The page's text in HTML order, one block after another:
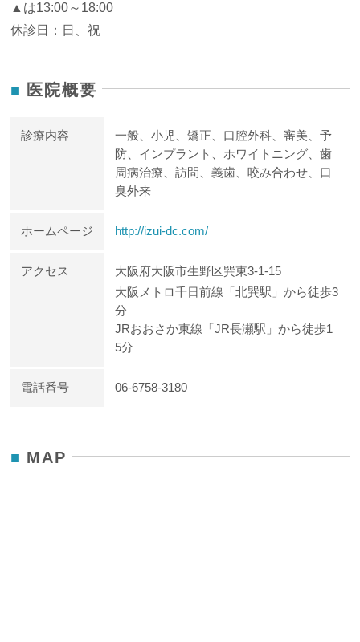
▲は13:00～18:00
休診日：日、祝
医院概要
診療内容
一般、小児、矯正、口腔外科、審美、予
防、インプラント、ホワイトニング、歯
周病治療、訪問、義歯、咬み合わせ、口
臭外来
ホームページ http://izui-dc.com/
アクセス
大阪府大阪市生野区巽東3-1-15
大阪メトロ千日前線「北巽駅」から徒歩3
分
JRおおさか東線「JR長瀬駅」から徒歩1
5分
電話番号 06-6758-3180
MAP